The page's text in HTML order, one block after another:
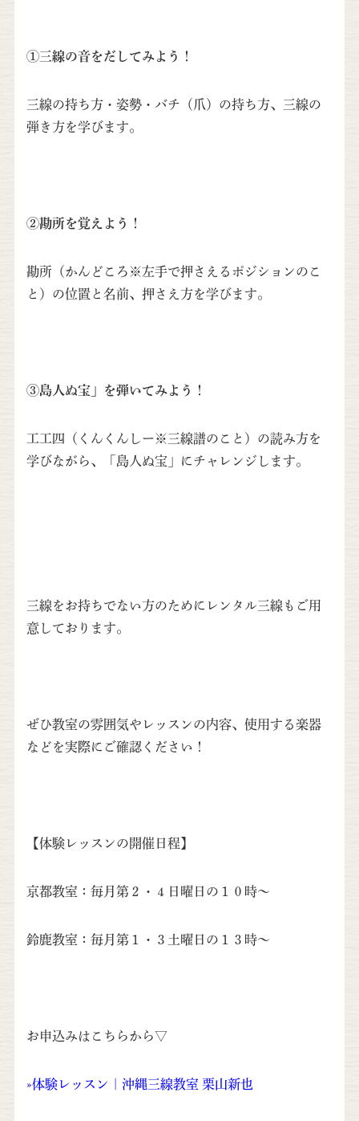
①三線の音をだしてみよう！
三線の持ち方・姿勢・バチ（爪）の持ち方、三線の
弾き方を学びます。
②勘所を覚えよう！
勘所（かんどころ※左手で押さえるポジションのこ
と）の位置と名前、押さえ方を学びます。
③島人ぬ宝」を弾いてみよう！
工工四（くんくんしー※三線譜のこと）の読み方を
学びながら、「島人ぬ宝」にチャレンジします。
三線をお持ちでない方のためにレンタル三線もご用
意しております。
ぜひ教室の雰囲気やレッスンの内容、使用する楽器
などを実際にご確認ください！
【体験レッスンの開催日程】
京都教室：毎月第２・４日曜日の１０時〜
鈴鹿教室：毎月第１・３土曜日の１３時〜
お申込みはこちらから▽
»体験レッスン | 沖縄三線教室 栗山新也